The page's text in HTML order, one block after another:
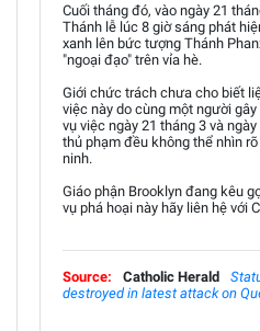
Cuối tháng đó, vào ngày 21
Thánh lễ lúc 8 giờ sáng phát
xanh lên bức tượng Thánh
"ngoại đạo" trên vỉa hè.
Giới chức trách chưa cho biết
việc này do cùng một người
vụ việc ngày 21 tháng 3 và
thủ phạm đều không thể nhìn
ninh.
Giáo phận Brooklyn đang kêu
vụ phá hoại này hãy liên hệ với
Source: Catholic Herald
destroyed in latest attack on